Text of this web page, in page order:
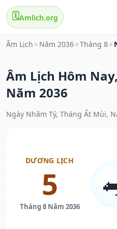
🗓️Amlich.org
Âm Lịch > Năm 2036>Tháng 8>
Âm Lịch Hôm
Năm 2036
Ngày Nhâm Tý, Tháng Ất Mùi,
DƯƠNG LỊCH
5
Tháng 8 Năm 2036